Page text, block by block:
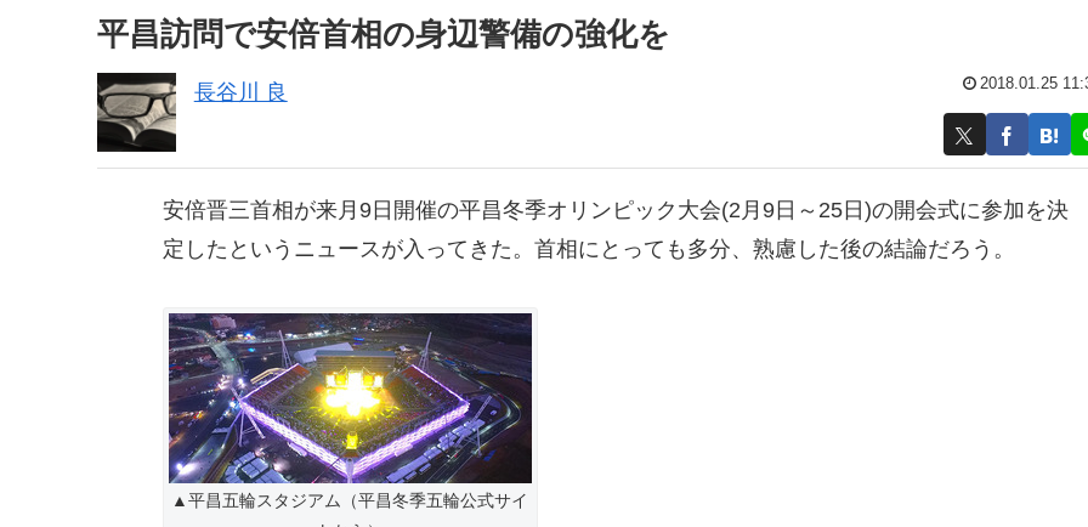
平昌訪問で安倍首相の身辺警備の強化を
長谷川 良 2018.01.25
安倍晋三首相が来月9日開催の平昌冬季オリンピック大会(2月9日～25日)の開会式に参加を決
定したというニュースが入ってきた。首相にとっても多分、熟慮した後の結論だろう。
▲平昌五輪スタジアム（平昌冬季五輪公式サイ